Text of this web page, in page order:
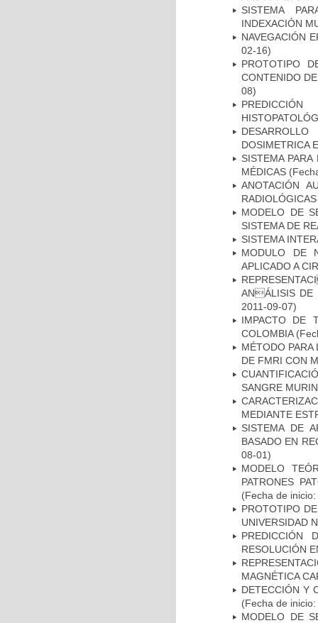
SISTEMA
INDEXACIÓN
NAVEGACIÓN
02-16)
PROTOTIPO
CONTENIDO
08)
DOSIMETRICA
SISTEMA
MÉDICAS
ANOTACIÓN
MODELO DE
SISTEMA DE
SISTEMA
MODULO DE
APLICADO A
ANÁLISIS DE
2011-09-07)
IMPACTO DE
COLOMBIA
MÉTODO PARA
DE FMRI CON
SANGRE
MEDIANTE
SISTEMA DE
BASADO EN
08-01)
MODELO
PATRONES
(Fecha de
PROTOTIPO
UNIVERSIDAD
PREDICCIÓN
RESOLUCIÓN
MAGNÉTICA
DETECCIÓN Y
(Fecha de
MODELO DE